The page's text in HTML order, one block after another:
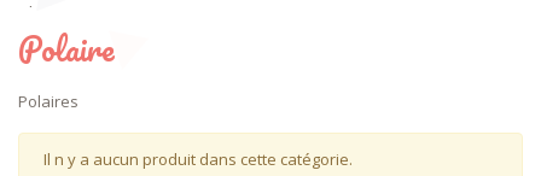
Plumetis
Polaire
Tulle
Simili cuir
Polaire
Polaires
Il n y a aucun produit dans cette catégorie.